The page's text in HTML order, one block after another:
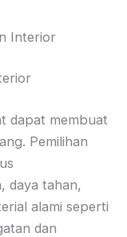
Interior
dapat membuat
Pemilihan
daya tahan,
alami seperti
dan